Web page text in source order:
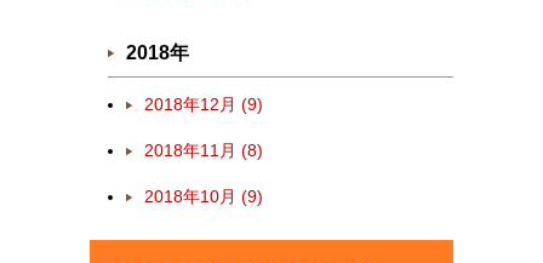
2018年
2018年12月 (9)
2018年11月 (8)
2018年10月 (9)